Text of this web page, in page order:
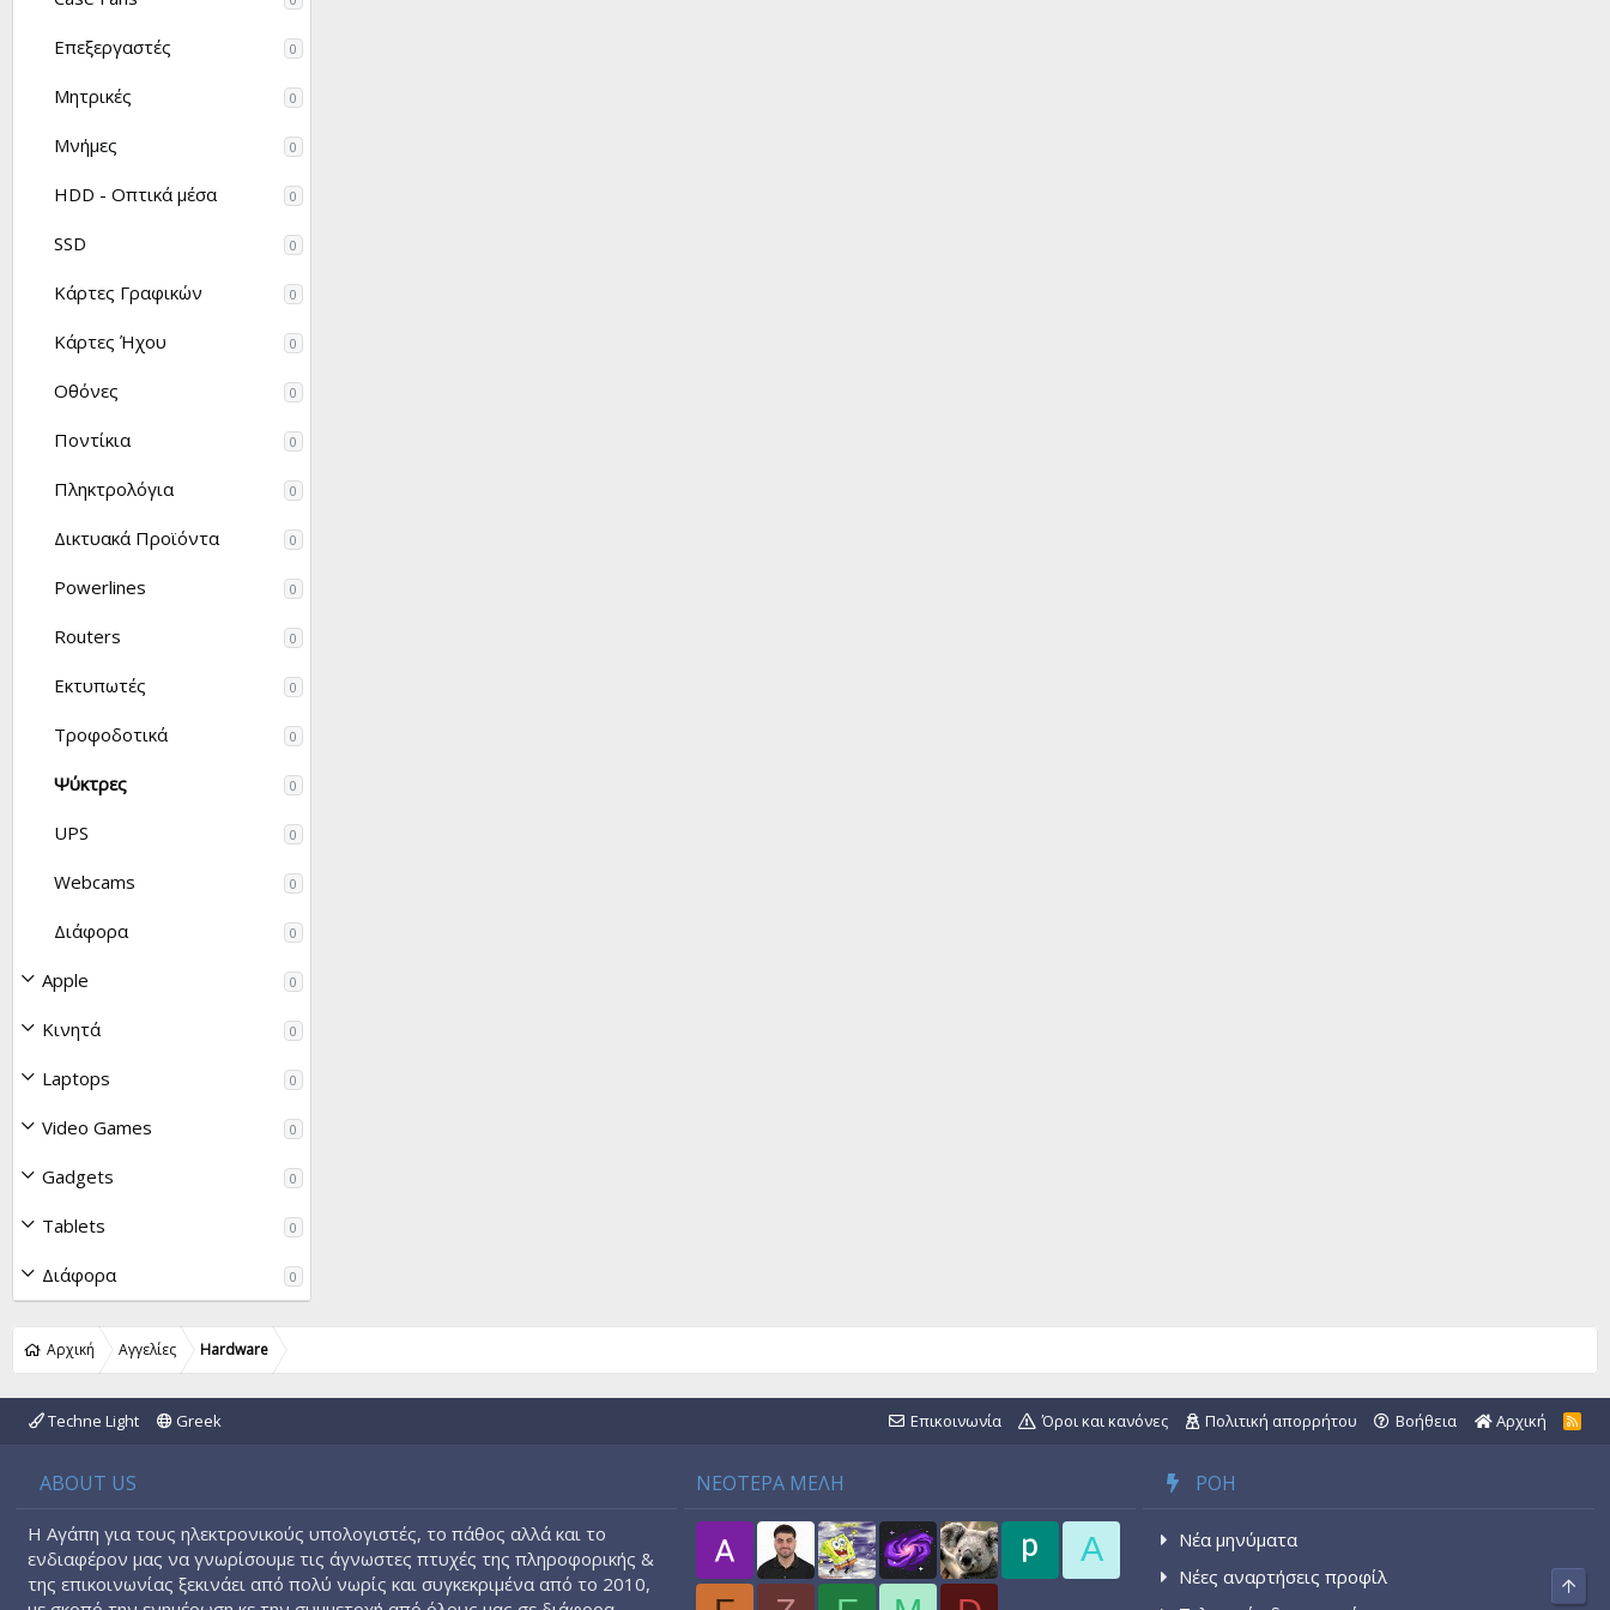
Επεξεργαστές 0
Μητρικές 0
Μνήμες 0
HDD - Οπτικά μέσα 0
SSD 0
Κάρτες Γραφικών 0
Κάρτες Ήχου 0
Οθόνες 0
Ποντίκια 0
Πληκτρολόγια 0
Δικτυακά Προϊόντα 0
Powerlines 0
Routers 0
Εκτυπωτές 0
Τροφοδοτικά 0
Ψύκτρες 0
UPS 0
Webcams 0
Διάφορα 0
Apple 0
Κινητά 0
Laptops 0
Video Games 0
Gadgets 0
Tablets 0
Διάφορα 0
Αρχική Αγγελίες Hardware
Techne Light Greek Επικοινωνία Όροι και κανόνες Πολιτική απορρήτου Βοήθεια Αρχική
R
ABOUT US
Η Αγάπη για τους ηλεκτρονικούς υπολογιστές, το πάθος αλλά και το
ενδιαφέρον μας να γνωρίσουμε τις άγνωστες πτυχές της πληροφορικής &
της επικοινωνίας ξεκινάει από πολύ νωρίς και συγκεκριμένα από το 2010,
ΝΕΟΤΕΡΑ ΜΕΛΗ
A
ΡΟΉ
Νέα μηνύματα
Νέες αναρτήσεις προφίλ
Top